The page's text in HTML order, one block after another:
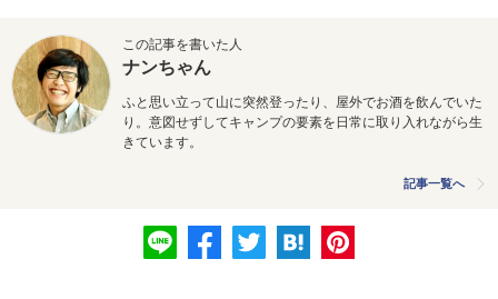
この記事を書いた人
ナンちゃん
ふと思い立って山に突然登ったり、屋外でお酒を飲んでいた
り。意図せずしてキャンプの要素を日常に取り入れながら生
きています。
記事一覧へ